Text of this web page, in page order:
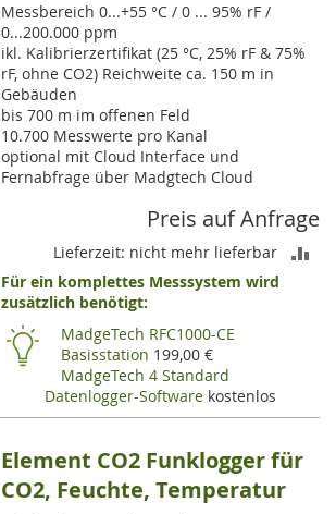
Messbereich 0...+55 °C / 0 ... 95% rF /
0...200.000 ppm
ikl. Kalibrierzertifikat (25 °C, 25% rF & 75%
rF, ohne CO2) Reichweite ca. 150 m in
Gebäuden
bis 700 m im offenen Feld
10.700 Messwerte pro Kanal
optional mit Cloud Interface und
Fernabfrage über Madgtech Cloud
Preis auf Anfrage
Lieferzeit: nicht mehr lieferbar
Für ein komplettes Messsystem wird
zusätzlich benötigt:
MadgeTech RFC1000-CE
Basisstation 199,00 €
MadgeTech 4 Standard
Datenlogger-Software kostenlos
Element CO2 Funklogger für
CO2, Feuchte, Temperatur